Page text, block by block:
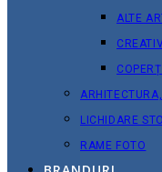
ALTE
LICHIDARE
RAME FOTO